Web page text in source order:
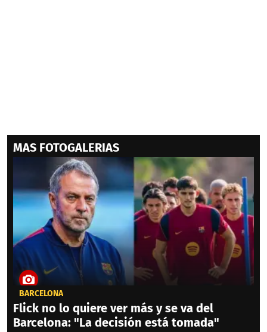
MAS FOTOGALERIAS
BARCELONA
Flick no lo quiere ver más y se va del
Barcelona: "La decisión está tomada"